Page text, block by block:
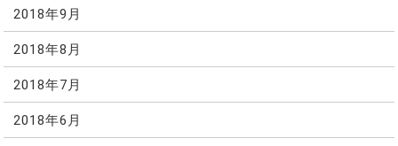
2018年9月
2018年8月
2018年7月
2018年6月